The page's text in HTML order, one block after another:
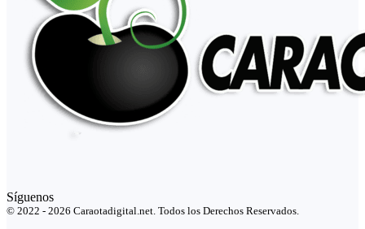
Síguenos
© 2022 - 2026 Caraotadigital.net. Todos los Derechos Reservados.